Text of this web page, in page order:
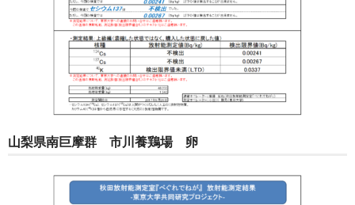
山梨県南巨摩群 市川養鶏場 卵